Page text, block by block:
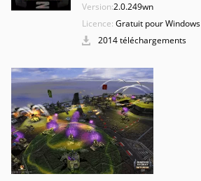
Version:2.0.249wn
Licence: Gratuit pour Windows
2014 téléchargements